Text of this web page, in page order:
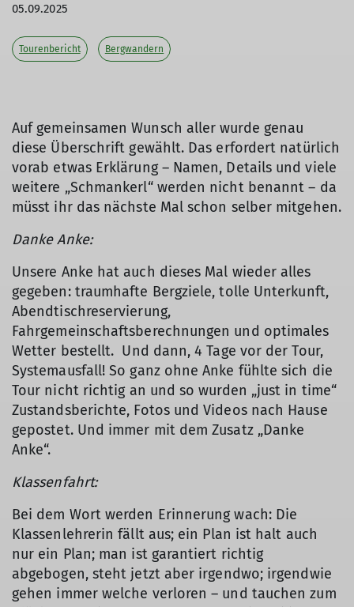
05.09.2025
Tourenbericht Bergwandern
Auf gemeinsamen Wunsch aller wurde genau
diese Überschrift gewählt. Das erfordert natürlich
vorab etwas Erklärung – Namen, Details und viele
weitere „Schmankerl“ werden nicht benannt – da
müsst ihr das nächste Mal schon selber mitgehen.
Danke Anke:
Unsere Anke hat auch dieses Mal wieder alles
gegeben: traumhafte Bergziele, tolle Unterkunft,
Abendtischreservierung,
Fahrgemeinschaftsberechnungen und optimales
Wetter bestellt. Und dann, 4 Tage vor der Tour,
Systemausfall! So ganz ohne Anke fühlte sich die
Tour nicht richtig an und so wurden „just in time“
Zustandsberichte, Fotos und Videos nach Hause
gepostet. Und immer mit dem Zusatz „Danke
Anke“.
Klassenfahrt:
Bei dem Wort werden Erinnerung wach: Die
Klassenlehrerin fällt aus; ein Plan ist halt auch
nur ein Plan; man ist garantiert richtig
abgebogen, steht jetzt aber irgendwo; irgendwie
gehen immer welche verloren – und tauchen zum